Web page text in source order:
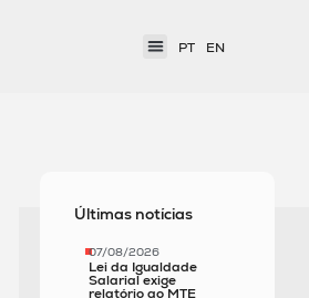
PT EN
Últimas notícias
07/08/2026
Lei da Igualdade
Salarial exige
relatório ao MTE